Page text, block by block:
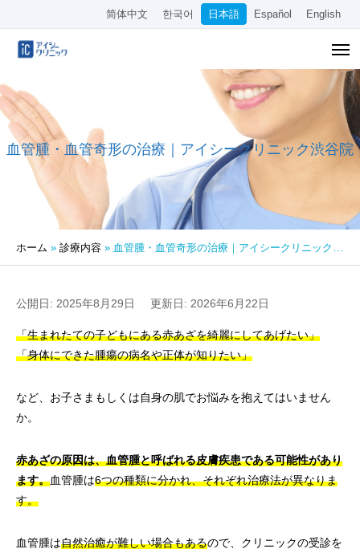
简体中文 한국어 日本語 Español English
血管腫・血管奇形の治療｜アイシークリニック渋谷院
ホーム » 診療内容 » 血管腫・血管奇形の治療｜アイシークリニック渋谷院
公開日: 2025年8月29日 更新日: 2026年6月22日
「生まれたての子どもにある赤あざを綺麗にしてあげたい」
「身体にできた腫瘍の病名や正体が知りたい」
など、お子さまもしくは自身の肌でお悩みを抱えてはいません
か。
赤あざの原因は、血管腫と呼ばれる皮膚疾患である可能性があり
ます。血管腫は6つの種類に分かれ、それぞれ治療法が異なりま
す。
血管腫は自然治癒が難しい場合もあるので、クリニックの受診を